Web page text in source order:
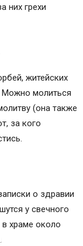
живых
он был
них грехи
житейских
Можно молиться
(она также
за кого
о здравии
у свечного
храме около